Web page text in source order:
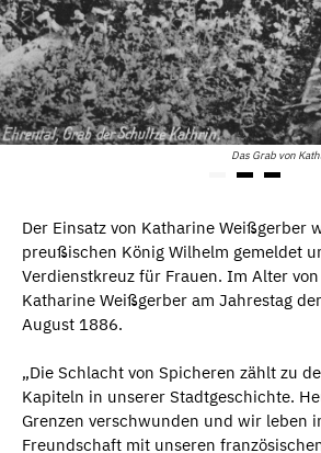
Das Grab von
Der Einsatz von Katharine Weißgerber
preußischen König Wilhelm gemeldet
Verdienstkreuz für Frauen. Im Alter
Katharine Weißgerber am Jahrestag
August 1886.
„Die Schlacht von Spicheren zählt zu
Kapiteln in unserer Stadtgeschichte.
Grenzen verschwunden und wir leben
Freundschaft mit unseren